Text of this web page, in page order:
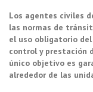
Los agentes civiles
las normas de
el uso obligatorio del
control y prestación
único objetivo es
alrededor de las